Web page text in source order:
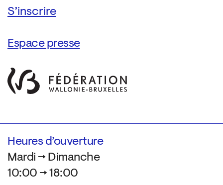
Espace presse
Heures d’ouverture
Mardi → Dimanche
10:00 → 18:00